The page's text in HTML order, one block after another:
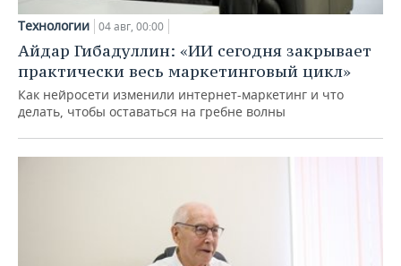
Технологии 04 авг, 00:00
Айдар Гибадуллин: «ИИ сегодня закрывает
практически весь маркетинговый цикл»
Как нейросети изменили интернет-маркетинг и что
делать, чтобы оставаться на гребне волны